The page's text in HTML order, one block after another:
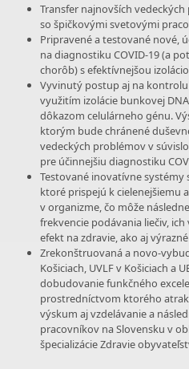
Transfer najnovších
so špičkovými svetovými
Pripravené a testované nové,
na diagnostiku COVID-19 (a
chorôb) s efektívnejšou
Vyvinutý postup aj na
využitím izolácie bunkovej
dôkazom celulárneho génu.
ktorým bude chránené
vedeckých problémov v
pre účinnejšiu diagnostiku
Testované inovatívne systémy
ktoré prispejú k cielenejšiemu
v organizme, čo môže
frekvencie podávania liečiv,
efekt na zdravie, ako aj
Zrekonštruovaná a novo-
Košiciach, UVLF v Košiciach a
dobudovanie funkčného
prostredníctvom ktorého
výskum aj vzdelávanie a
pracovníkov na Slovensku v
špecializácie Zdravie